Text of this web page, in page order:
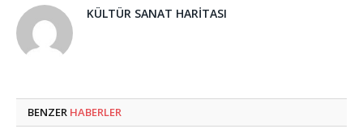
KÜLTÜR SANAT HARITASI
BENZER HABERLER